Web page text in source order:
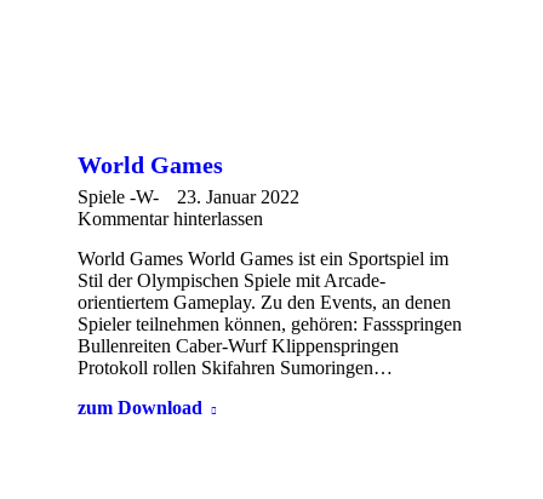
World Games
Spiele -W-
23. Januar 2022
Kommentar hinterlassen
World Games World Games ist ein Sportspiel im
Stil der Olympischen Spiele mit Arcade-
orientiertem Gameplay. Zu den Events, an denen
Spieler teilnehmen können, gehören: Fassspringen
Bullenreiten Caber-Wurf Klippenspringen
Protokoll rollen Skifahren Sumoringen…
zum Download